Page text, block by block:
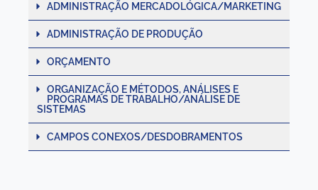
ADMINISTRAÇÃO MERCADOLÓGICA/MARKETING
ADMINISTRAÇÃO DE PRODUÇÃO
ORÇAMENTO
ORGANIZAÇÃO E MÉTODOS, ANÁLISES E
PROGRAMAS DE TRABALHO/ANÁLISE DE
SISTEMAS
CAMPOS CONEXOS/DESDOBRAMENTOS